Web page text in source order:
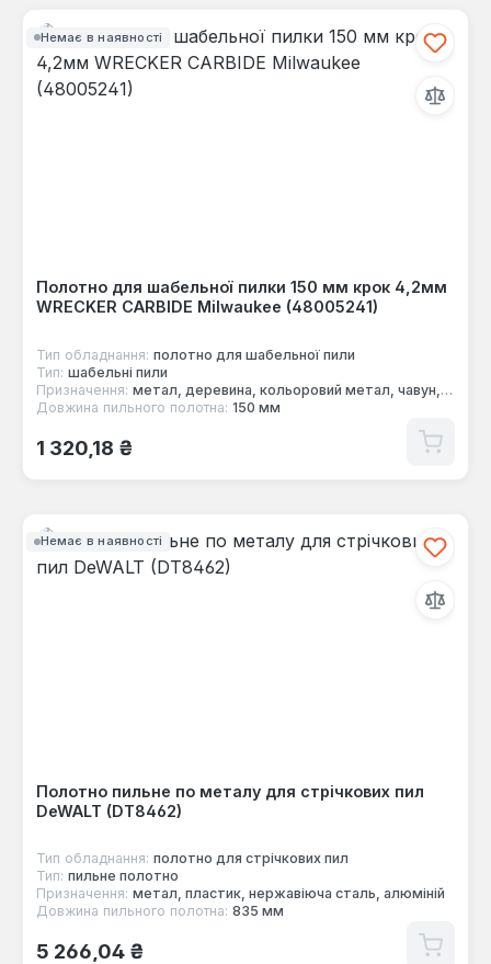
Немає в наявності
Полотно для шабельної пилки 150 мм крок 4,2мм
WRECKER CARBIDE Milwaukee (48005241)
Тип обладнання: полотно для шабельної пили
Тип: шабельні пили
Призначення: метал, деревина, кольоровий метал, чавун, сталь, металеві труби
Довжина пильного полотна: 150 мм
Звичайна ціна:
1 320,18 ₴
Немає в наявності
Полотно пильне по металу для стрічкових пил
DeWALT (DT8462)
Тип обладнання: полотно для стрічкових пил
Тип: пильне полотно
Призначення: метал, пластик, нержавіюча сталь, алюміній
Довжина пильного полотна: 835 мм
Звичайна ціна:
5 266,04 ₴